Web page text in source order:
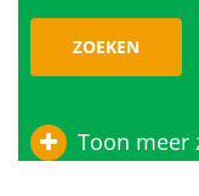
ZOEKEN
Toon meer